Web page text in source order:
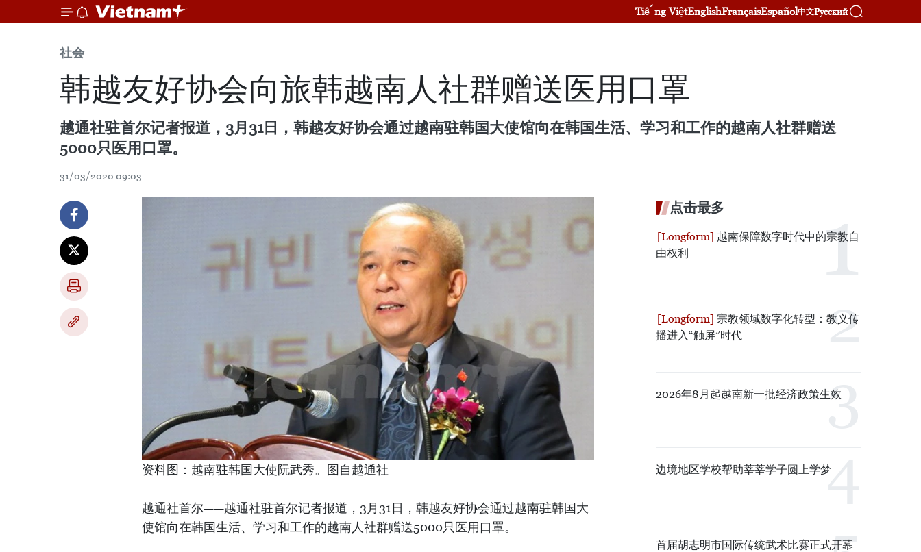
Tiếng ViệtEnglishFrançaisEspañol中文Русский
社会
韩越友好协会向旅韩越南人社群赠送医用口罩
越通社驻首尔记者报道，3月31日，韩越友好协会通过越南驻韩国大使馆向在韩国生活、学习和工作的越南人社群赠送
5000只医用口罩。
31/03/2020 09:03
资料图：越南驻韩国大使阮武秀。图自越通社
越通社首尔——越通社驻首尔记者报道，3月31日，韩越友好协会通过越南驻韩国大
使馆向在韩国生活、学习和工作的越南人社群赠送5000只医用口罩。
点击最多
越南保障数字时代中的宗教自
由权利
宗教领域数字化转型：教义传
播进入“触屏”时代
2026年8月起越南新一批经济政策生效
边境地区学校帮助莘莘学子圆上学梦
首届胡志明市国际传统武术比赛正式开幕